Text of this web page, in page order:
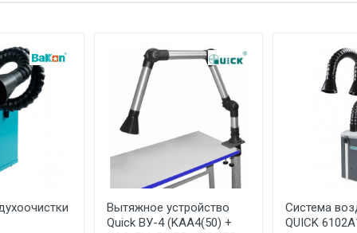
Указан на упаковке / в паспорте товара
Указана на упаковке / в паспорте товара
Указан на упаковке / в паспорте товара
Товар соответствует требованиям технических регламентов
сертификата/декларации соответствия содержатся в
товару и предоставляются по запросу покупателя
ООО "Летра", Беларусь, г. Минск, ул. Ф.Скорины, 54а/1, офис 34
Вытяжное устройство
Quick ВУ-4 (KAA4(50) +
Система
QUICK